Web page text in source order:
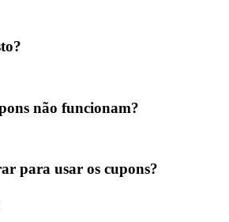
não funcionam?
para usar os cupons?